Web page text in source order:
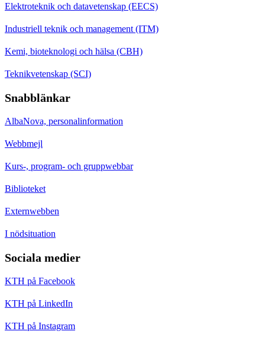
Elektroteknik och datavetenskap (EECS)
Industriell teknik och management (ITM)
Kemi, bioteknologi och hälsa (CBH)
Teknikvetenskap (SCI)
Snabblänkar
AlbaNova, personalinformation
Webbmejl
Kurs-, program- och gruppwebbar
Biblioteket
Externwebben
I nödsituation
Sociala medier
KTH på Facebook
KTH på LinkedIn
KTH på Instagram